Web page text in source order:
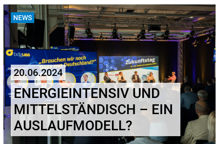
NEWS
20.06.2024
ENERGIEINTENSIV UND
MITTELSTÄNDISCH – EIN
AUSLAUFMODELL?